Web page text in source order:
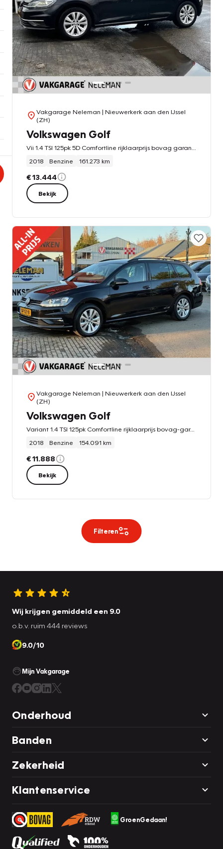
Vakgarage Neleman | Nieuwerkerk aan den IJssel
(ZH)
Volkswagen Golf
2018
Benzine 161.273 km
€ 13.444
Bekijk
Vakgarage Neleman | Nieuwerkerk aan den IJssel
(ZH)
Volkswagen Golf
Variant 1.4 TSI 125pk Comfortline rijklaarprijs bovag-garantie
2018
Benzine 154.091 km
€ 11.888
Bekijk
Filteren
Wij krijgen gemiddeld een 9.0
o.b.v. ruim 444 reviews
9.0/10
Mijn Vakgarage
Onderhoud
Banden
Zekerheid
Klantenservice
GroenGedaan!